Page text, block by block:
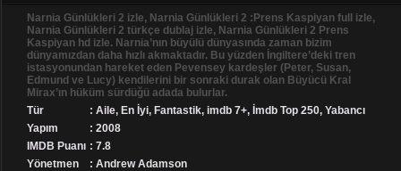
Narnia Günlükleri 2 izle, Narnia Günlükleri 2 :Prens Kaspiyan full izle,
Narnia Günlükleri 2 türkçe dublaj izle, Narnia Günlükleri 2 Prens
Kaspiyan hd izle. Narnia’nın büyülü dünyasında zaman bizim
dünyamızdan daha hızlı akmaktadır. Bu yüzden İngiltere’deki tren
istasyonundan hareket eden Pevensey kardeşler (Peter, Susan,
Edmund ve Lucy) kendilerini bir sonraki durak olan Büyücü Kral
Mirax’ın hüküm sürdüğü adada bulurlar.
Tür
: Aile, En İyi, Fantastik, imdb 7+, İmdb Top 250, Yabancı
Yapım
: 2008
IMDB Puanı : 7.8
Yönetmen
: Andrew Adamson